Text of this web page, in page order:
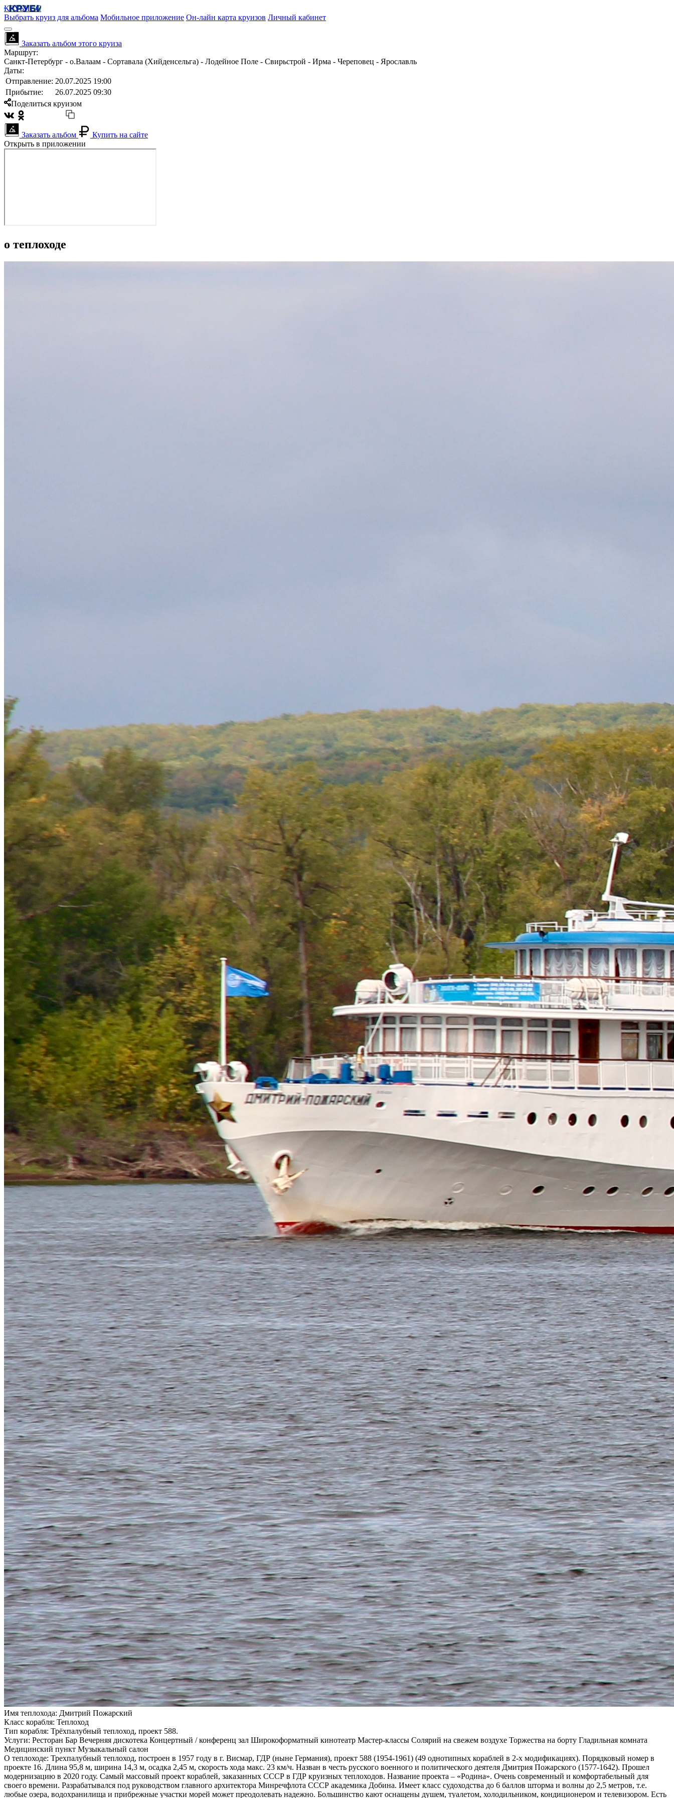
КРУБИСС
Выбрать круиз для альбома Мобильное приложение Он-лайн карта круизов Личный кабинет
Заказать альбом этого круиза
Маршрут:
Санкт-Петербург - о.Валаам - Сортавала (Хийденсельга) - Лодейное Поле - Свирьстрой - Ирма - Череповец - Ярославль
Даты:
Отправление: 20.07.2025 19:00
Прибытие:
26.07.2025 09:30
Поделиться круизом
Заказать альбом
Купить на сайте
Открыть в приложении
о теплоходе
Имя теплохода: Дмитрий Пожарский
Класс корабля: Теплоход
Тип корабля: Трёхпалубный теплоход, проект 588.
Услуги: Ресторан Бар Вечерняя дискотека Концертный / конференц зал Широкоформатный кинотеатр Мастер-классы Солярий на свежем воздухе Торжества на борту Гладильная комната
Медицинский пункт Музыкальный салон
О теплоходе: Трехпалубный теплоход, построен в 1957 году в г. Висмар, ГДР (ныне Германия), проект 588 (1954-1961) (49 однотипных кораблей в 2-х модификациях). Порядковый номер в
проекте 16. Длина 95,8 м, ширина 14,3 м, осадка 2,45 м, скорость хода макс. 23 км/ч. Назван в честь русского военного и политического деятеля Дмитрия Пожарского (1577-1642). Прошел
модернизацию в 2020 году. Самый массовый проект кораблей, заказанных СССР в ГДР круизных теплоходов. Название проекта – «Родина». Очень современный и комфортабельный для
своего времени. Разрабатывался под руководством главного архитектора Минречфлота СССР академика Добина. Имеет класс судоходства до 6 баллов шторма и волны до 2,5 метров, т.е.
любые озера, водохранилища и прибрежные участки морей может преодолевать надежно. Большинство кают оснащены душем, туалетом, холодильником, кондиционером и телевизором. Есть